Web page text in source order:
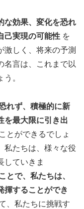
な効果、変化を恐れ
己実現の可能性 を
激しく、将来の予測
名言は、これまで以
。
れず、積極的に新
を最大限に引き出
とができるでしょ
私たちは、様々な役
していきま
とで、私たちは、
揮することができ
、私たちに挑戦す